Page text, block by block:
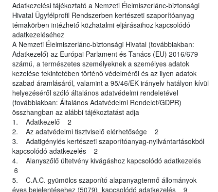
Adatkezelési tájékoztató a Nemzeti Élelmiszerlánc-biztonsági
Hivatal Ügyfélprofil Rendszerben kertészeti szaporítóanyag
témakörben intézhető közhatalmi eljárásaihoz kapcsolódó
adatkezeléséhez
A Nemzeti Élelmiszerlánc-biztonsági Hivatal (továbbiakban:
Adatkezelő) az Európai Parlament és Tanács (EU) 2016/679
számú, a természetes személyeknek a személyes adatok
kezelése tekintetében történő védelméről és az ilyen adatok
szabad áramlásáról, valamint a 95/46/EK irányelv hatályon kívül
helyezéséről szóló általános adatvédelmi rendeletével
(továbbiakban: Általános Adatvédelmi Rendelet/GDPR)
összhangban az alábbi tájékoztatást adja
1. Adatkezelő 2
2. Az adatvédelmi tisztviselő elérhetősége 2
3. Adatigénylés kertészeti szaporítóanyag-nyilvántartásokból
kapcsolódó adatkezelés 2
4. Alanyszőlő ültetvény kivágáshoz kapcsolódó adatkezelés
6
5. C.A.C. gyümölcs szaporító alapanyagtermő állományok
éves bejelentésehez (5079) kapcsolódó adatkezelés 9